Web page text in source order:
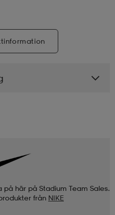
här på Stadium Team Sales.
från NIKE